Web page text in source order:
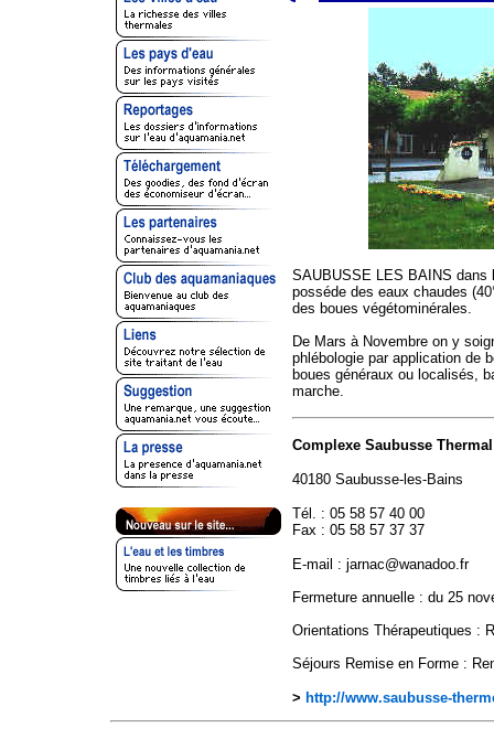
SAUBUSSE LES BAINS dans
posséde des eaux chaudes
des boues végétominérales.
De Mars à Novembre on y
phlébologie par application de
boues généraux ou localisés,
marche.
Complexe Saubusse Thermal
40180 Saubusse-les-Bains
Tél. : 05 58 57 40 00
Fax : 05 58 57 37 37
E-mail : jarnac@wanadoo.fr
Fermeture annuelle : du 25
Orientations Thérapeutiques :
Séjours Remise en Forme :
> http://www.saubusse-